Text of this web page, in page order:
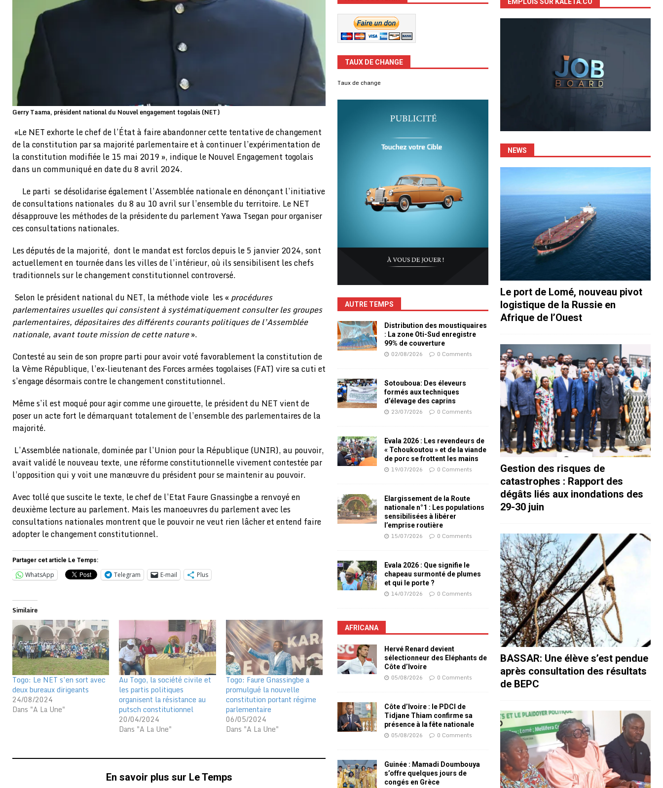
Gerry Taama, président national du Nouvel engagement togolais (NET)
«Le NET exhorte le chef de l’État à faire abandonner cette tentative de changement
de la constitution par sa majorité parlementaire et à continuer l’expérimentation de
la constitution modifiée le 15 mai 2019 », indique le Nouvel Engagement togolais
dans un communiqué en date du 8 avril 2024.
Le parti se désolidarise également l’Assemblée nationale en dénonçant l’initiative
de consultations nationales du 8 au 10 avril sur l’ensemble du territoire. Le NET
désapprouve les méthodes de la présidente du parlement Yawa Tsegan pour organiser
ces consultations nationales.
Les députés de la majorité, dont le mandat est forclos depuis le 5 janvier 2024, sont
actuellement en tournée dans les villes de l’intérieur, où ils sensibilisent les chefs
traditionnels sur le changement constitutionnel controversé.
Selon le président national du NET, la méthode viole les « procédures
parlementaires usuelles qui consistent à systématiquement consulter les groupes
parlementaires, dépositaires des différents courants politiques de l’Assemblée
nationale, avant toute mission de cette nature».
Contesté au sein de son propre parti pour avoir voté favorablement la constitution de
la Vème République, l’ex-lieutenant des Forces armées togolaises (FAT) vire sa cuti et
s’engage désormais contre le changement constitutionnel.
Même s’il est moqué pour agir comme une girouette, le président du NET vient de
poser un acte fort le démarquant totalement de l’ensemble des parlementaires de la
majorité.
L’Assemblée nationale, dominée par l’Union pour la République (UNIR), au pouvoir,
avait validé le nouveau texte, une réforme constitutionnelle vivement contestée par
l’opposition qui y voit une manœuvre du président pour se maintenir au pouvoir.
Avec tollé que suscite le texte, le chef de l’Etat Faure Gnassingbe a renvoyé en
deuxième lecture au parlement. Mais les manoeuvres du parlement avec les
consultations nationales montrent que le pouvoir ne veut rien lâcher et entend faire
adopter le changement constitutionnel.
Partager cet article Le Temps:
WhatsApp Telegram E-mail Plus
Similaire
Togo: Le NET s’en sort avec
deux bureaux dirigeants
24/08/2024
Dans "A La Une"
Au Togo, la société civile et
les partis politiques
organisent la résistance au
putsch constitutionnel
20/04/2024
Dans "A La Une"
Togo: Faure Gnassingbe a
promulgué la nouvelle
constitution portant régime
parlementaire
06/05/2024
Dans "A La Une"
En savoir plus sur Le Temps
TAUX DE CHANGE
Taux de change
AUTRE TEMPS
Distribution des moustiquaires
: La zone Oti-Sud enregistre
99% de couverture
02/08/2026 0 Comments
Sotouboua: Des éleveurs
formés aux techniques
d’élevage des caprins
23/07/2026 0 Comments
Evala 2026 : Les revendeurs de
« Tchoukoutou » et de la viande
de porc se frottent les mains
19/07/2026 0 Comments
Elargissement de la Route
nationale n°1 : Les populations
sensibilisées à libérer
l’emprise routière
15/07/2026 0 Comments
Evala 2026 : Que signifie le
chapeau surmonté de plumes
et qui le porte ?
14/07/2026 0 Comments
AFRICANA
Hervé Renard devient
sélectionneur des Eléphants de
Côte d’Ivoire
05/08/2026 0 Comments
Côte d’Ivoire : le PDCI de
Tidjane Thiam confirme sa
présence à la fête nationale
05/08/2026 0 Comments
Guinée : Mamadi Doumbouya
s’offre quelques jours de
congés en Grèce
NEWS
Le port de Lomé, nouveau pivot
logistique de la Russie en
Afrique de l’Ouest
Gestion des risques de
catastrophes : Rapport des
dégâts liés aux inondations des
29-30 juin
BASSAR: Une élève s’est pendue
après consultation des résultats
de BEPC